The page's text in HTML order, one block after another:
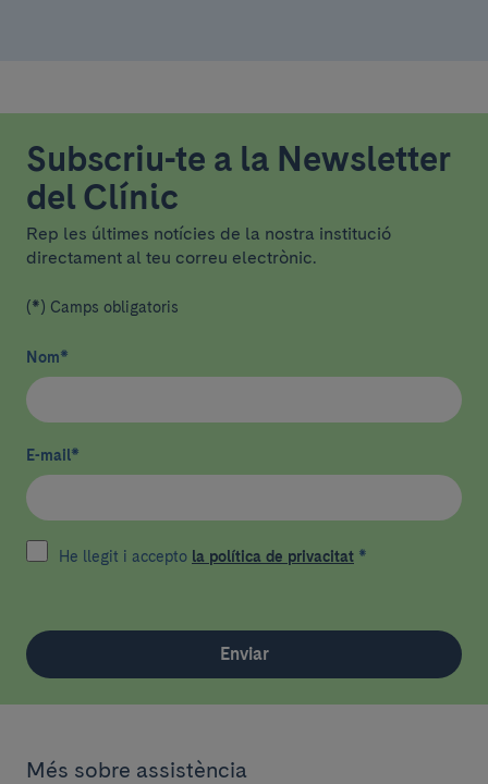
Subscriu-te a la Newsletter
del Clínic
Rep les últimes notícies de la nostra institució
directament al teu correu electrònic.
(*) Camps obligatoris
Nom*
E-mail*
He llegit i accepto la política de privacitat *
Enviar
Més sobre assistència